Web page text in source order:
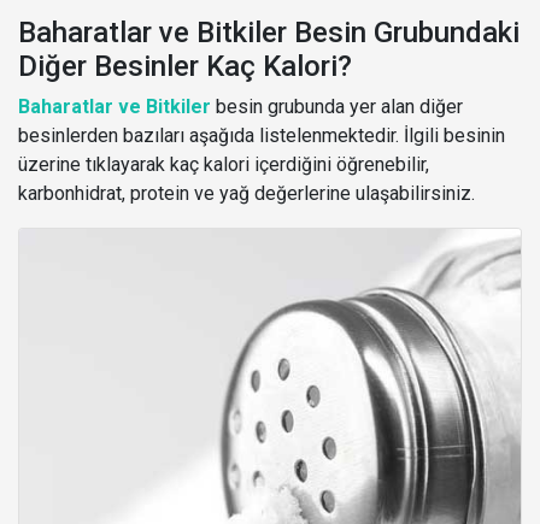
Baharatlar ve Bitkiler Besin Grubundaki
Diğer Besinler Kaç Kalori?
Baharatlar ve Bitkiler besin grubunda yer alan diğer
besinlerden bazıları aşağıda listelenmektedir. İlgili besinin
üzerine tıklayarak kaç kalori içerdiğini öğrenebilir,
karbonhidrat, protein ve yağ değerlerine ulaşabilirsiniz.